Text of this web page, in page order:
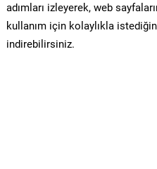
adımları izleyerek, web
kullanım için kolaylıkla
indirebilirsiniz.